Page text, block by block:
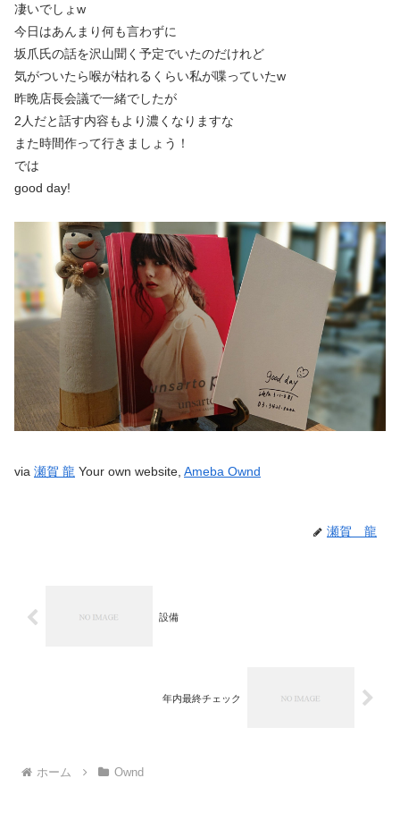
凄いでしょw
今日はあんまり何も言わずに
坂爪氏の話を沢山聞く予定でいたのだけれど
気がついたら喉が枯れるくらい私が喋っていたw
昨晩店長会議で一緒でしたが
2人だと話す内容もより濃くなりますな
また時間作って行きましょう！
では
good day!
via 瀬賀 龍 Your own website, Ameba Ownd
瀬賀 龍
設備
年内最終チェック
ホーム Ownd